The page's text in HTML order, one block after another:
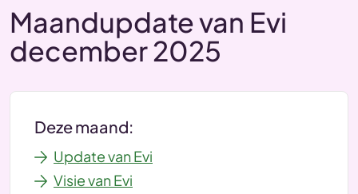
Maandupdate van Evi
december 2025
Deze maand:
Update van Evi
Visie van Evi